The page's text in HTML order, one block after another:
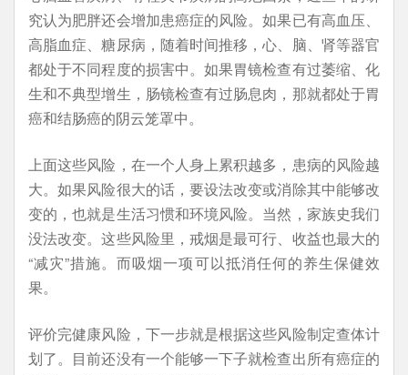
究认为肥胖还会增加患癌症的风险。如果已有高血压、
高脂血症、糖尿病，随着时间推移，心、脑、肾等器官
都处于不同程度的损害中。如果胃镜检查有过萎缩、化
生和不典型增生，肠镜检查有过肠息肉，那就都处于胃
癌和结肠癌的阴云笼罩中。
上面这些风险，在一个人身上累积越多，患病的风险越
大。如果风险很大的话，要设法改变或消除其中能够改
变的，也就是生活习惯和环境风险。当然，家族史我们
没法改变。这些风险里，戒烟是最可行、收益也最大的
“减灾”措施。而吸烟一项可以抵消任何的养生保健效
果。
评价完健康风险，下一步就是根据这些风险制定查体计
划了。目前还没有一个能够一下子就检查出所有癌症的